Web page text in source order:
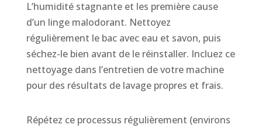
L’humidité stagnante et les première cause
d’un linge malodorant. Nettoyez
régulièrement le bac avec eau et savon, puis
séchez-le bien avant de le réinstaller. Incluez ce
nettoyage dans l’entretien de votre machine
pour des résultats de lavage propres et frais.
Répétez ce processus régulièrement (environs